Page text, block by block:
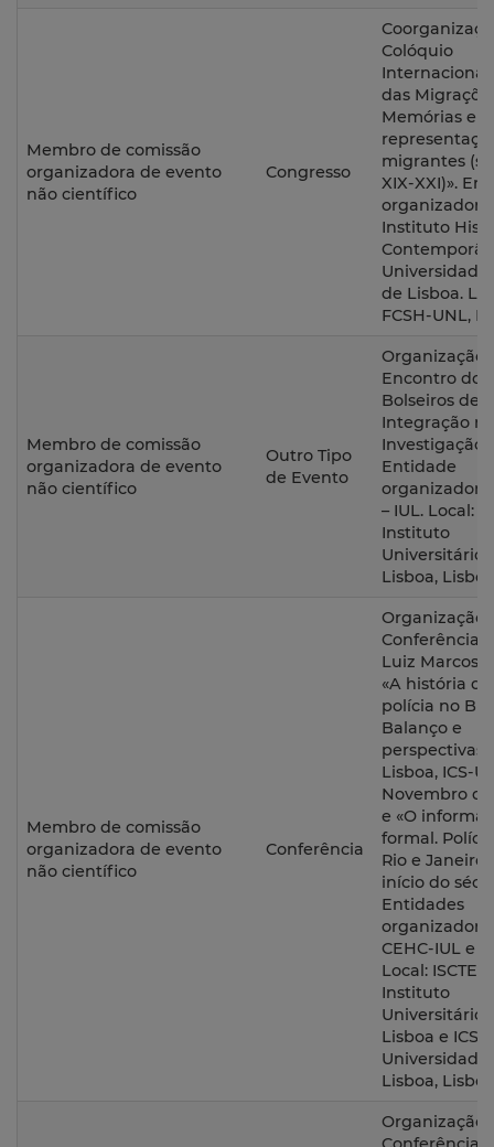
Membro de comissão
organizadora de evento
não científico
Congresso
Colóquio
Internacional
das
Memórias e
migrantes
XIX-XXI)».
organizadora
Instituto
Universidade
de Lisboa.
FCSH-UNL,
Membro de comissão
organizadora de evento
não científico
Outro Tipo
de Evento
Organização
Encontro dos
Bolseiros de
Integração na
Investigação.
Entidade
organizadora:
– IUL. Local:
Instituto
Universitário
Lisboa,
Membro de comissão
organizadora de evento
não científico
Conferência
Organização
Conferências
Luiz Marcos
«A história da
polícia no
Balanço e
perspectivas»,
Lisboa, ICS-
Novembro de
e «O informal
formal.
Rio e Janeiro
início do
Entidades
CEHC-IUL e
Local: ISCTE-
Instituto
Universitário
Lisboa e ICS-
Universidade
Lisboa,
Organização